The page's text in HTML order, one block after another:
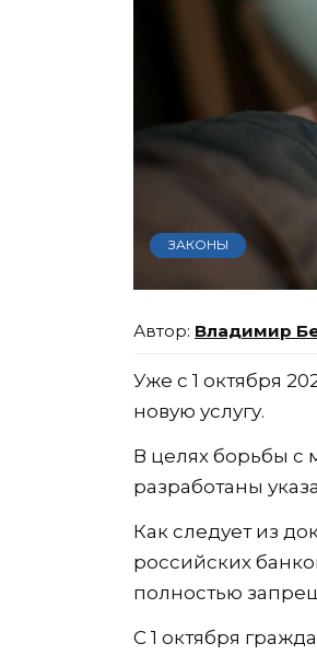
ЗАКОНЫ
Владимир
Уже с 1 октября
новую услугу.
В целях борьбы с
разработаны
Как следует из
российских
полностью
С 1 октября